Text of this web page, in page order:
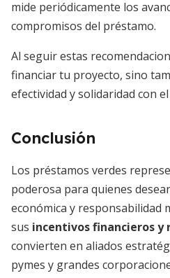
mide periódicamente los
compromisos del préstamo.
Al seguir estas
financiar tu proyecto, sino
efectividad y solidaridad con
Conclusión
Los préstamos verdes
poderosa para quienes
económica y responsabilidad
sus incentivos financieros
convierten en aliados
pymes y grandes